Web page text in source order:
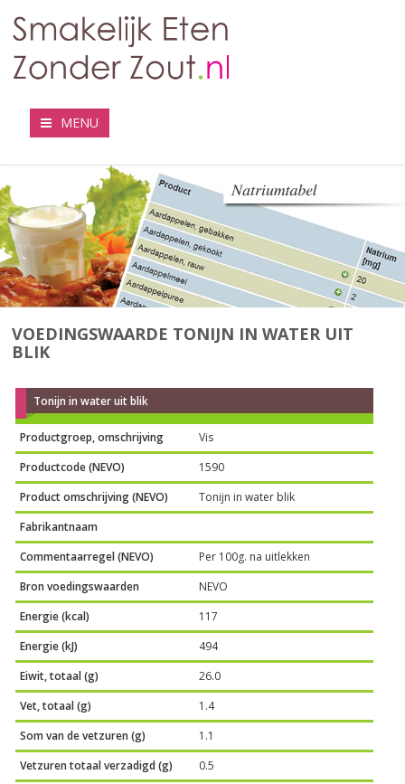
MENU
VOEDINGSWAARDE TONIJN IN WATER UIT
BLIK
Tonijn in water uit blik
Productgroep, omschrijving
Vis
Productcode (NEVO)
1590
Product omschrijving (NEVO)
Tonijn in water blik
Fabrikantnaam
Commentaarregel (NEVO)
Per 100g. na uitlekken
Bron voedingswaarden
NEVO
Energie (kcal)
117
Energie (kJ)
494
Eiwit, totaal (g)
26.0
Vet, totaal (g)
1.4
Som van de vetzuren (g)
1.1
Vetzuren totaal verzadigd (g)
0.5